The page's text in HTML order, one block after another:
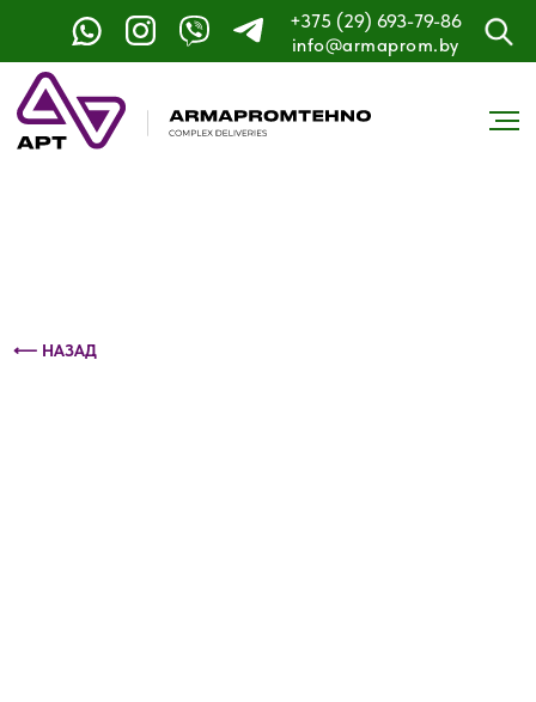
+375 (29) 693-79-86
info@armaprom.by
Контактный телефон: +375 (29) 693-79-86
⟵ НАЗАД